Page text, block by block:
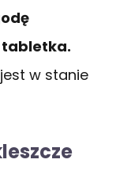
tabletka.
w stanie